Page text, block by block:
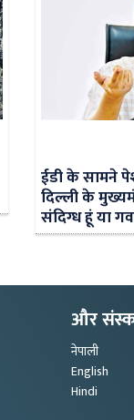
ईडी के सामने
दिल्ली के
संदिग्ध हूं या
और
नेपाली
English
Hindi